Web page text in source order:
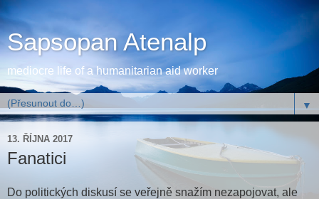
Sapsopan Atenalp
mediocre life of a humanitarian aid worker
▼
13. ŘÍJNA 2017
Fanatici
Do politických diskusí se veřejně snažím nezapojovat, ale